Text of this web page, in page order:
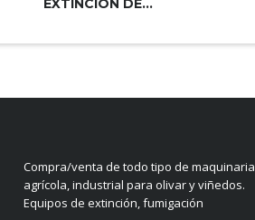
EXTINCIÓN DE...
Compra/venta de todo tipo de maquinaria
agrícola, industrial para olivar y viñedos.
Equipos de extinción, fumigación